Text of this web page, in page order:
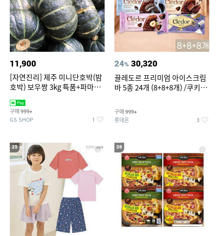
11,900
[자연진리] 제주 미니단호박(밤
호박) 보우짱 3kg 특품+파마산
구매 999+
GS SHOP 1
24% 30,320
끌레도르 프리미엄 아이스크림
바 5종 24개 (8+8+8개) /쿠키앤
구매 999+
롯데온 3
25 26